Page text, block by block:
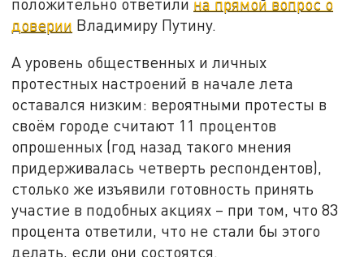
положительно ответили на прямой вопрос о
доверии Владимиру Путину.
А уровень общественных и личных
протестных настроений в начале лета
оставался низким: вероятными протесты в
своём городе считают 11 процентов
опрошенных (год назад такого мнения
придерживалась четверть респондентов),
столько же изъявили готовность принять
участие в подобных акциях – при том, что 83
процента ответили, что не стали бы этого
делать, если они состоятся.